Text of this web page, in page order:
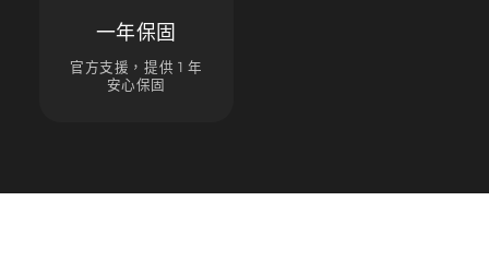
一年保固
官方支援，提供 1 年
安心保固